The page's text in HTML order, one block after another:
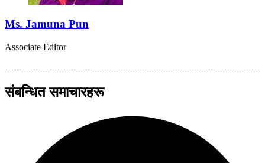
Ms. Jamuna Pun
Associate Editor
संबन्धित समाचारहरू